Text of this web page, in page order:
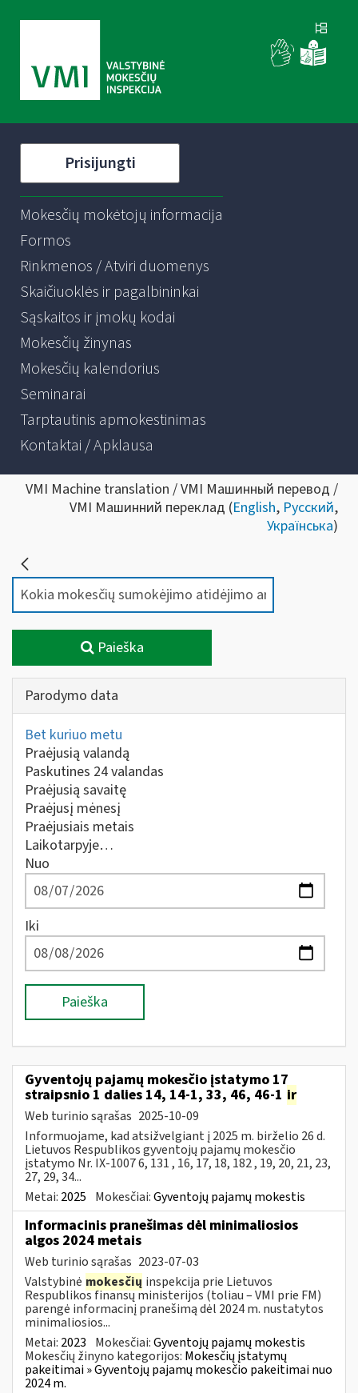
Prisijungti
Mokesčių mokėtojų informacija
Formos
Rinkmenos / Atviri duomenys
Skaičiuoklės ir pagalbininkai
Sąskaitos ir įmokų kodai
Mokesčių žinynas
Mokesčių kalendorius
Seminarai
Tarptautinis apmokestinimas
Kontaktai / Apklausa
VMI Machine translation / VMI Машинный перевод /
VMI Машинний переклад (English, Русский,
Українська)
Paieška
Parodymo data
Bet kuriuo metu
Praėjusią valandą
Paskutines 24 valandas
Praėjusią savaitę
Praėjusį mėnesį
Praėjusiais metais
Laikotarpyje…
Nuo
Iki
Paieška
Gyventojų pajamų mokesčio įstatymo 17
straipsnio 1 dalies 14, 14-1, 33, 46, 46-1 ir
Web turinio sąrašas 2025-10-09
Informuojame, kad atsižvelgiant į 2025 m. birželio 26 d.
Lietuvos Respublikos gyventojų pajamų mokesčio
įstatymo Nr. IX-1007 6, 131 , 16, 17, 18, 182 , 19, 20, 21, 23,
27, 29, 34...
Metai: 2025 Mokesčiai:Gyventojų pajamų mokestis
Informacinis pranešimas dėl minimaliosios
algos 2024 metais
Web turinio sąrašas 2023-07-03
Valstybinė mokesčių inspekcija prie Lietuvos
Respublikos finansų ministerijos (toliau – VMI prie FM)
parengė informacinį pranešimą dėl 2024 m. nustatytos
minimaliosios...
Metai: 2023 Mokesčiai:Gyventojų pajamų mokestis
Mokesčių žinyno kategorijos: Mokesčių įstatymų
pakeitimai » Gyventojų pajamų mokesčio pakeitimai nuo
2024 m.